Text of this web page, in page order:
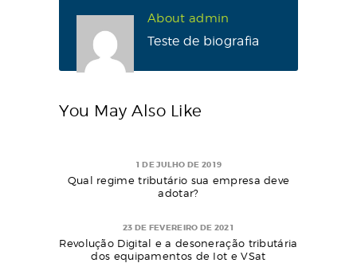
About admin
Teste de biografia
You May Also Like
1 DE JULHO DE 2019
Qual regime tributário sua empresa deve
adotar?
23 DE FEVEREIRO DE 2021
Revolução Digital e a desoneração tributária
dos equipamentos de Iot e VSat